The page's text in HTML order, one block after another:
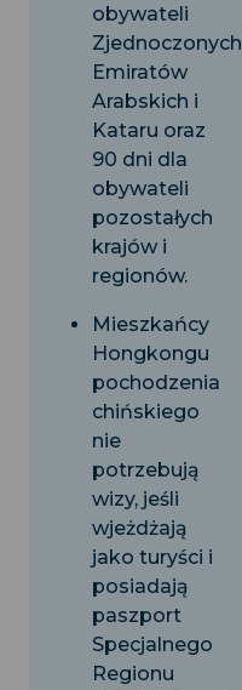
obywateli
Zjednoczonych
Emiratów
Arabskich i
Kataru oraz
90 dni dla
obywateli
pozostałych
krajów i
regionów.
Mieszkańcy
Hongkongu
pochodzenia
chińskiego
nie
potrzebują
wizy, jeśli
wjeżdżają
jako turyści i
posiadają
paszport
Specjalnego
Regionu